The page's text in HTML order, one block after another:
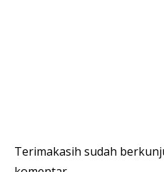
Terimakasih sudah